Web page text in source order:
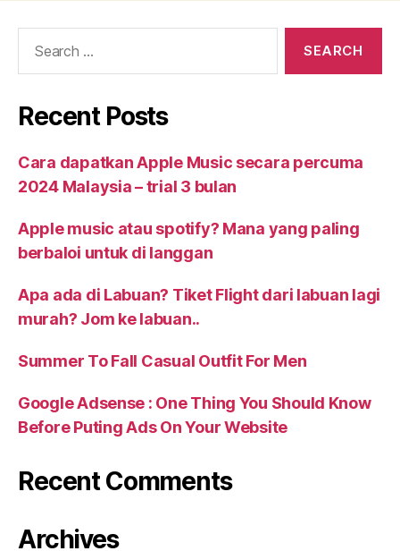
Recent Posts
Cara dapatkan Apple Music secara percuma
2024 Malaysia – trial 3 bulan
Apple music atau spotify? Mana yang paling
berbaloi untuk di langgan
Apa ada di Labuan? Tiket Flight dari labuan lagi
murah? Jom ke labuan..
Summer To Fall Casual Outfit For Men
Google Adsense : One Thing You Should Know
Before Puting Ads On Your Website
Recent Comments
Archives